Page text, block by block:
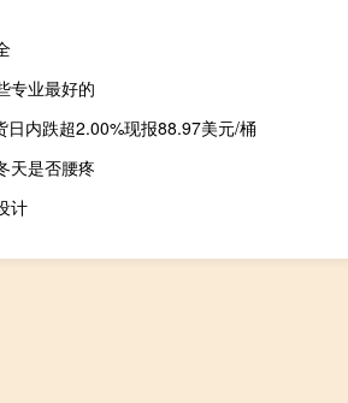
专业最好的
日内跌超2.00%现报88.97美元/桶
天是否腰疼
计